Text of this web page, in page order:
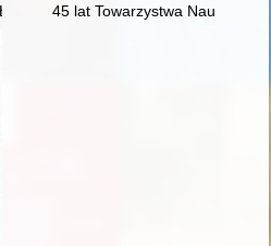
Teofili z Grzębskich Karnickiej
45 lat Towarzystwa